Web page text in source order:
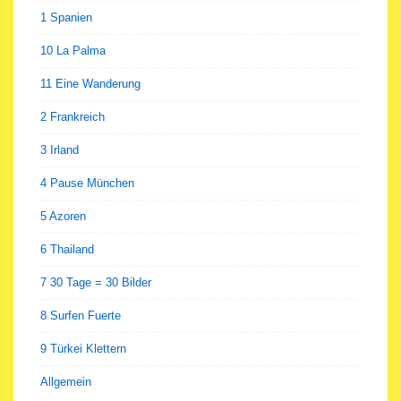
1 Spanien
10 La Palma
11 Eine Wanderung
2 Frankreich
3 Irland
4 Pause München
5 Azoren
6 Thailand
7 30 Tage = 30 Bilder
8 Surfen Fuerte
9 Türkei Klettern
Allgemein